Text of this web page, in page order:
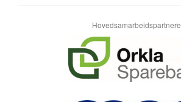
Hovedsamarbeidspartnere